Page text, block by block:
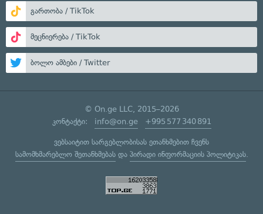
გართობა / TikTok
მეცნიერება / TikTok
ბოლო ამბები / Twitter
© On.ge LLC, 2015–2026
კონტაქტი: info@on.ge +995 577 340 891
ვებსაიტით სარგებლობისას ეთანხმებით ჩვენს
სამომხმარებლო შეთანხმებასდა პირადი ინფორმაციის პოლიტიკას.